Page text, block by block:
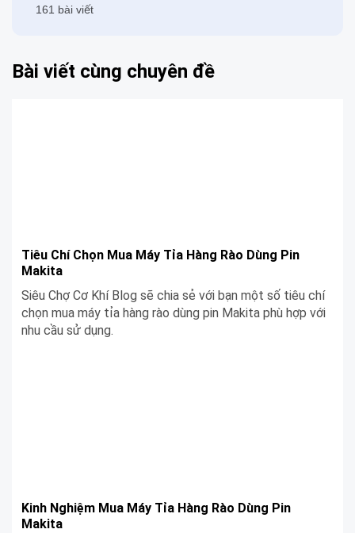
161 bài viết
Bài viết cùng chuyên đề
Tiêu Chí Chọn Mua Máy Tỉa Hàng Rào Dùng Pin
Makita
Siêu Chợ Cơ Khí Blog sẽ chia sẻ với bạn một số tiêu chí
chọn mua máy tỉa hàng rào dùng pin Makita phù hợp với
nhu cầu sử dụng.
Kinh Nghiệm Mua Máy Tỉa Hàng Rào Dùng Pin
Makita